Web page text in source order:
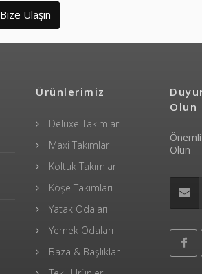
Bize Ulaşın
Ürünlerimiz
Deluxe Takımlar
Maxi Takımlar
Koltuk Takımları
Köşe Takımları
Yatak Odaları
Yemek Odaları
Baza & Başlıklar
Olun
Olun